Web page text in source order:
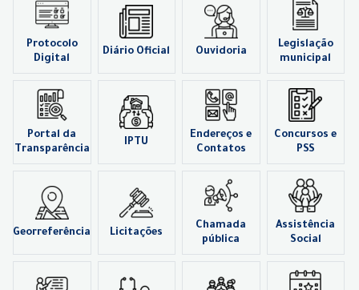
Protocolo
Digital
Diário Oficial Ouvidoria
Legislação
municipal
Portal da
Transparência
IPTU
Endereços e
Contatos
Concursos e
PSS
Georreferência Licitações
Chamada
pública
Assistência
Social